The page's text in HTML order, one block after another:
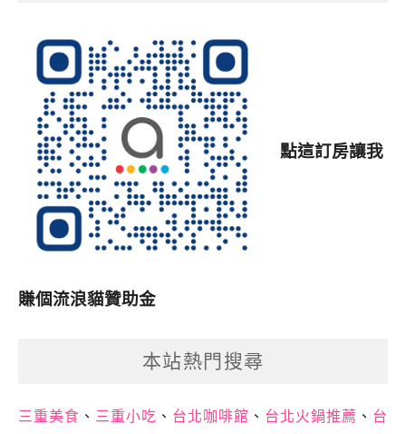
點這訂房讓我
賺個流浪貓贊助金
本站熱門搜尋
三重美食 、 三重小吃 、 台北咖啡館 、 台北火鍋推薦 、 台